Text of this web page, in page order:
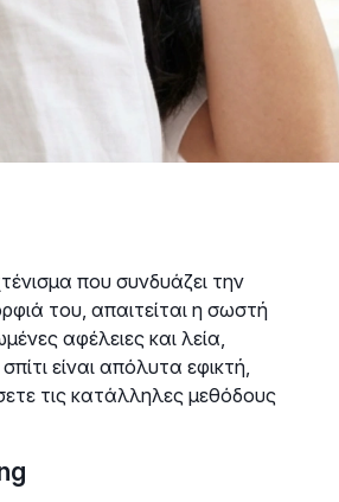
που συνδυάζει την
του, απαιτείται η σωστή
αφέλειες και λεία,
είναι απόλυτα εφικτή,
τις κατάλληλες μεθόδους